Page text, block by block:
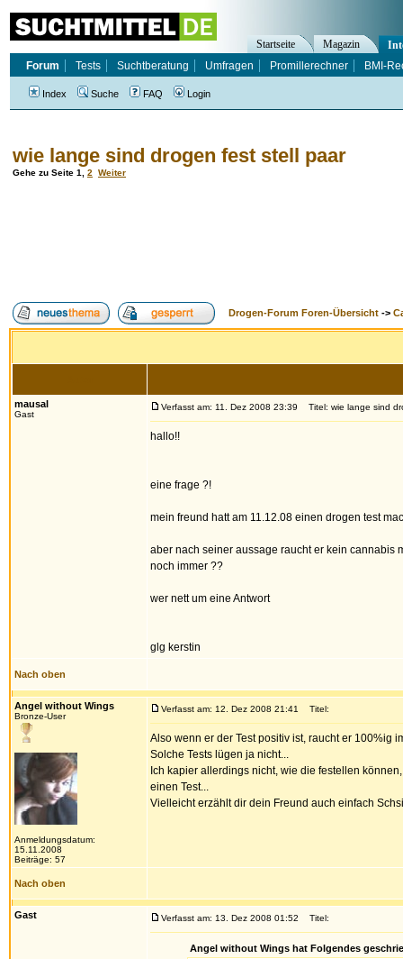
wie lange sind drogen fest stell paar
Gehe zu Seite 1 2 Weiter
Drogen-Forum Foren-Übersicht ->
mausal
Gast
Verfasst am: 11. Dez 2008 23:39 Titel: wie lange sind
hallo!!
eine frage ?!
mein freund hatt am 11.12.08 einen drogen test
aber nach seiner aussage raucht er kein cannabis
noch immer ??
wer nett um eine Antwort
glg kerstin
Nach oben
Angel without Wings
Bronze-User
Anmeldungsdatum:
15.11.2008
Beiträge: 57
Verfasst am: 12. Dez 2008 21:41 Titel:
Also wenn er der Test positiv ist, raucht er 100%ig
Solche Tests lügen ja nicht...
Ich kapier allerdings nicht, wie die festellen
einen Test...
Vielleicht erzählt dir dein Freund auch einfach
Nach oben
Gast Verfasst am: 13. Dez 2008 01:52 Titel:
Angel without Wings hat Folgendes
Startseite Magazin
Forum
Tests Suchtberatung Umfragen Promillerechner BMI-
Index Suche FAQ Login